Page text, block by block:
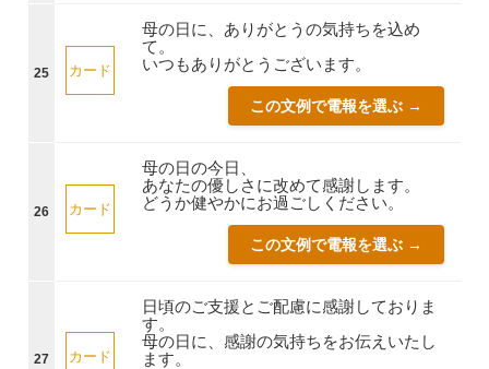
25 カード
母の日に、ありがとうの気持ちを込め
て。
いつもありがとうございます。
この文例で電報を選ぶ →
26 カード
母の日の今日、
あなたの優しさに改めて感謝します。
どうか健やかにお過ごしください。
この文例で電報を選ぶ →
27 カード
日頃のご支援とご配慮に感謝しておりま
す。
母の日に、感謝の気持ちをお伝えいたし
ます。